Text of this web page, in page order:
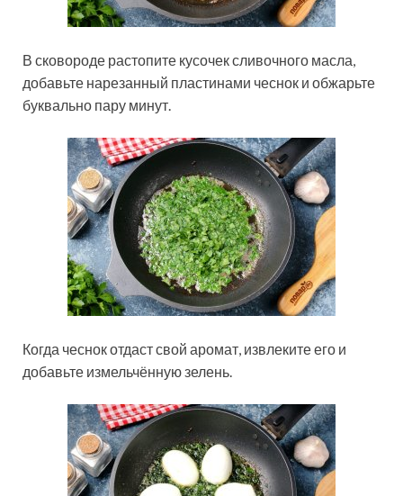
В сковороде растопите кусочек сливочного масла,
добавьте нарезанный пластинами чеснок и обжарьте
буквально пару минут.
Когда чеснок отдаст свой аромат, извлеките его и
добавьте измельчённую зелень.